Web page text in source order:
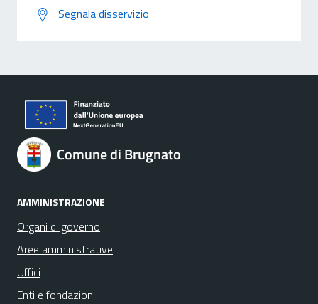
Segnala disservizio
Comune di Brugnato
AMMINISTRAZIONE
Organi di governo
Aree amministrative
Uffici
Enti e fondazioni